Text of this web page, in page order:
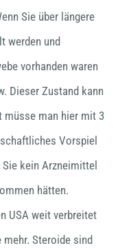
Sie über längere
werden und
vorhanden waren
Dieser Zustand kann
müsse man hier mit 3
Vorspiel
kein Arzneimittel
hätten.
USA weit verbreitet
Steroide sind